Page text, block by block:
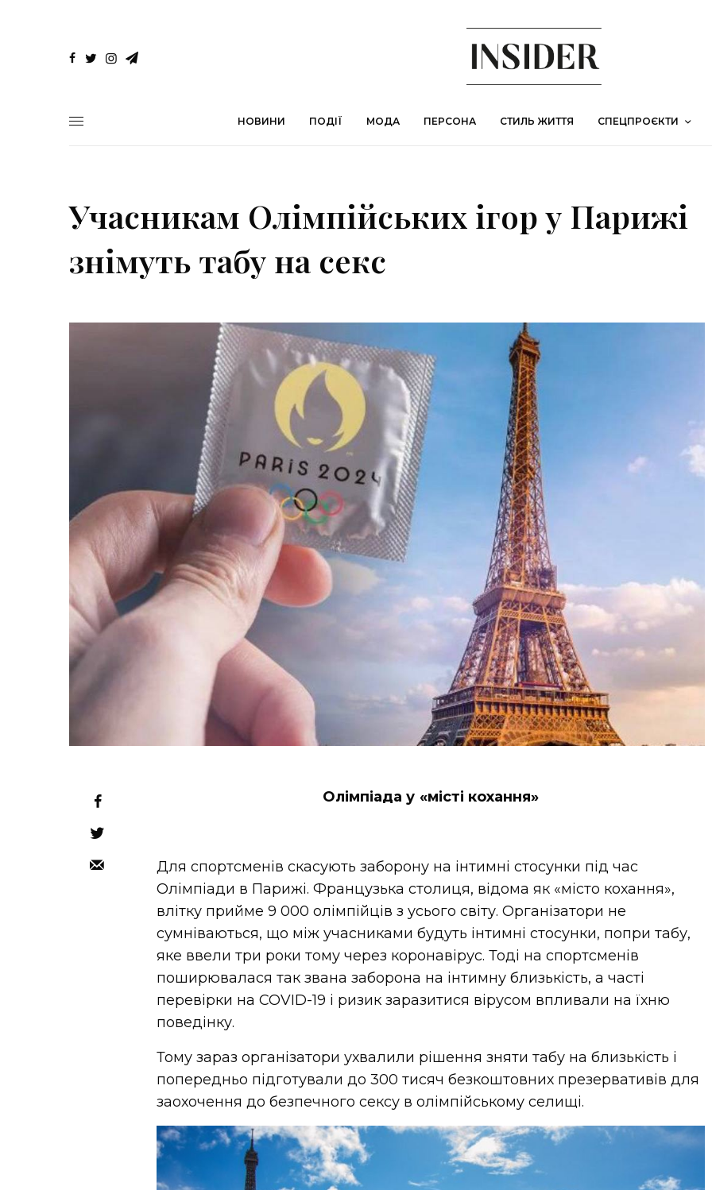
НОВИНИ ПОДІЇ МОДА ПЕРСОНА СТИЛЬ ЖИТТЯ СПЕЦПРОЄКТИ
Учасникам Олімпійських ігор у Парижі
знімуть табу на секс
Олімпіада у «місті кохання»
Для спортсменів скасують заборону на інтимні стосунки під час
Олімпіади в Парижі. Французька столиця, відома як «місто кохання»,
влітку прийме 9 000 олімпійців з усього світу. Організатори не
сумніваються, що між учасниками будуть інтимні стосунки, попри табу,
яке ввели три роки тому через коронавірус. Тоді на спортсменів
поширювалася так звана заборона на інтимну близькість, а часті
перевірки на COVID-19 і ризик заразитися вірусом впливали на їхню
поведінку.
Тому зараз організатори ухвалили рішення зняти табу на близькість і
попередньо підготували до 300 тисяч безкоштовних презервативів для
заохочення до безпечного сексу в олімпійському селищі.